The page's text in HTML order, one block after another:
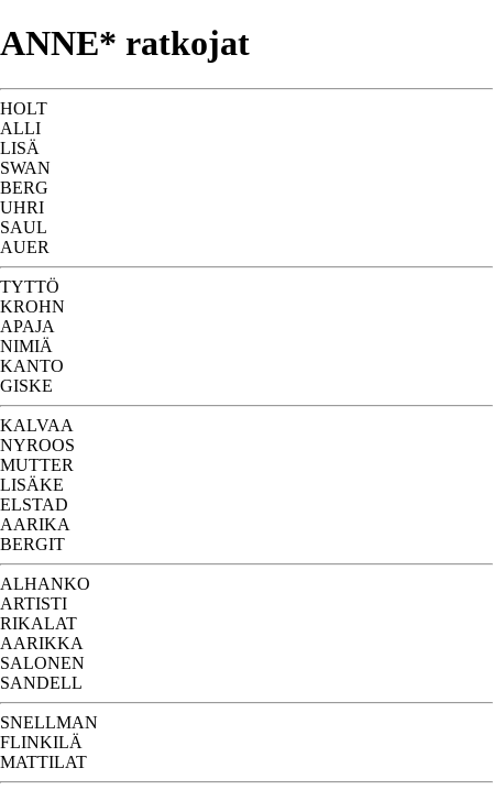
ANNE* ratkojat
HOLT
ALLI
LISÄ
SWAN
BERG
UHRI
SAUL
AUER
TYTTÖ
KROHN
APAJA
NIMIÄ
KANTO
GISKE
KALVAA
NYROOS
MUTTER
LISÄKE
ELSTAD
AARIKA
BERGIT
ALHANKO
ARTISTI
RIKALAT
AARIKKA
SALONEN
SANDELL
SNELLMAN
FLINKILÄ
MATTILAT